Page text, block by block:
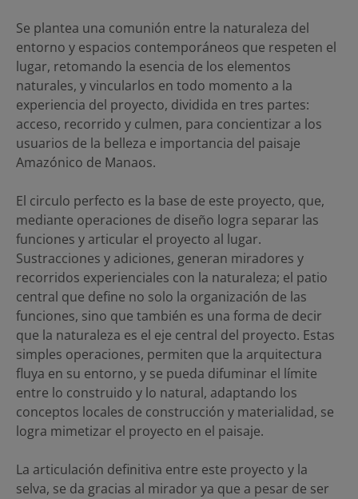
Se plantea una comunión entre la naturaleza del
entorno y espacios contemporáneos que respeten el
lugar, retomando la esencia de los elementos
naturales, y vincularlos en todo momento a la
experiencia del proyecto, dividida en tres partes:
acceso, recorrido y culmen, para concientizar a los
usuarios de la belleza e importancia del paisaje
Amazónico de Manaos.
El circulo perfecto es la base de este proyecto, que,
mediante operaciones de diseño logra separar las
funciones y articular el proyecto al lugar.
Sustracciones y adiciones, generan miradores y
recorridos experienciales con la naturaleza; el patio
central que define no solo la organización de las
funciones, sino que también es una forma de decir
que la naturaleza es el eje central del proyecto. Estas
simples operaciones, permiten que la arquitectura
fluya en su entorno, y se pueda difuminar el límite
entre lo construido y lo natural, adaptando los
conceptos locales de construcción y materialidad, se
logra mimetizar el proyecto en el paisaje.
La articulación definitiva entre este proyecto y la
selva, se da gracias al mirador ya que a pesar de ser